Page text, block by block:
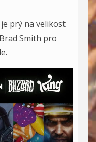
prý na velikost
Smith pro